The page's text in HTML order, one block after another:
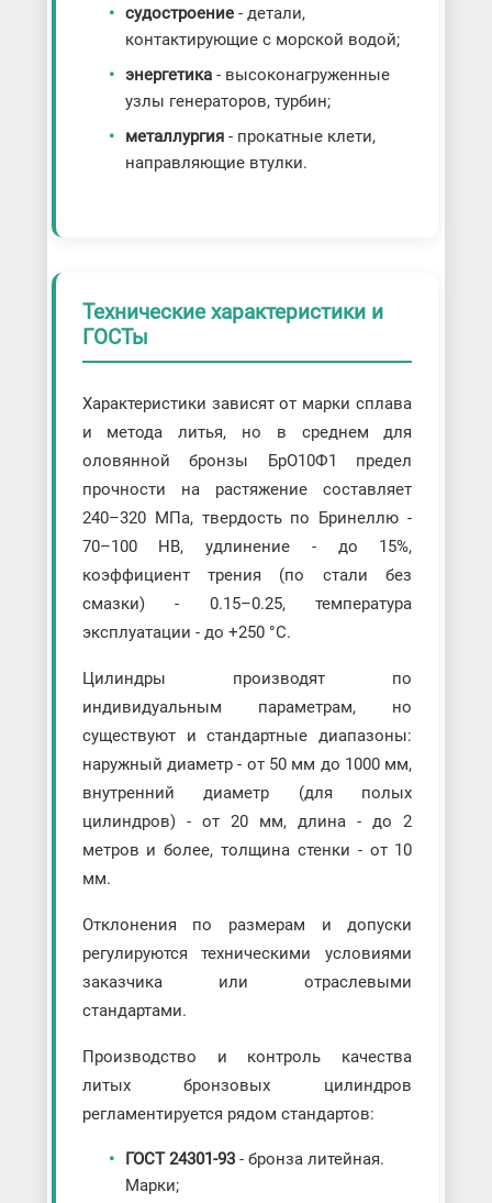
судостроение - детали,
контактирующие с морской водой;
энергетика - высоконагруженные
узлы генераторов, турбин;
металлургия - прокатные клети,
направляющие втулки.
Технические характеристики и
ГОСТы
Характеристики зависят от марки сплава
и метода литья, но в среднем для
оловянной бронзы БрО10Ф1 предел
прочности на растяжение составляет
240–320 МПа, твердость по Бринеллю -
70–100 HB, удлинение - до 15%,
коэффициент трения (по стали без
смазки) - 0.15–0.25, температура
эксплуатации - до +250 °C.
Цилиндры производят по
индивидуальным параметрам, но
существуют и стандартные диапазоны:
наружный диаметр - от 50 мм до 1000 мм,
внутренний диаметр (для полых
цилиндров) - от 20 мм, длина - до 2
метров и более, толщина стенки - от 10
мм.
Отклонения по размерам и допуски
регулируются техническими условиями
заказчика или отраслевыми
стандартами.
Производство и контроль качества
литых бронзовых цилиндров
регламентируется рядом стандартов:
ГОСТ 24301-93 - бронза литейная.
Марки;